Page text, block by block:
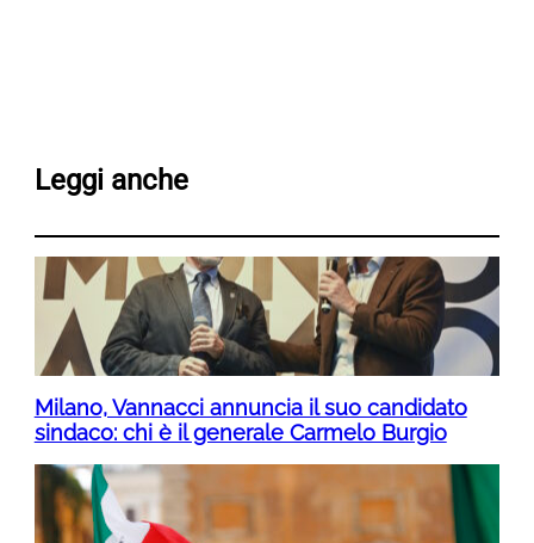
Leggi anche
Milano, Vannacci annuncia il suo candidato
sindaco: chi è il generale Carmelo Burgio